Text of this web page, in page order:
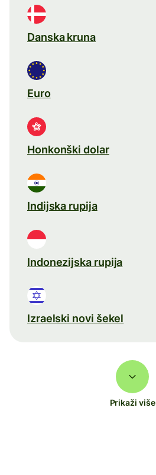
Danska kruna
Euro
Honkonški dolar
Indijska rupija
Indonezijska rupija
Izraelski novi šekel
Prikaži više